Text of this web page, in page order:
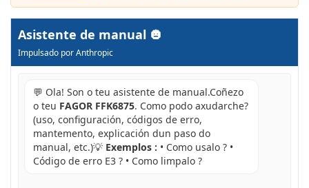
Asistente de manual
Impulsado por Anthropic
💬 Ola! Son o teu asistente de manual.Coñezo
o teu FAGOR FFK6875. Como podo axudarche?
(uso, configuración, códigos de erro,
mantemento, explicación dun paso do
manual, etc.)💡 Exemplos : • Como usalo ? •
Código de erro E3 ? • Como limpalo ?